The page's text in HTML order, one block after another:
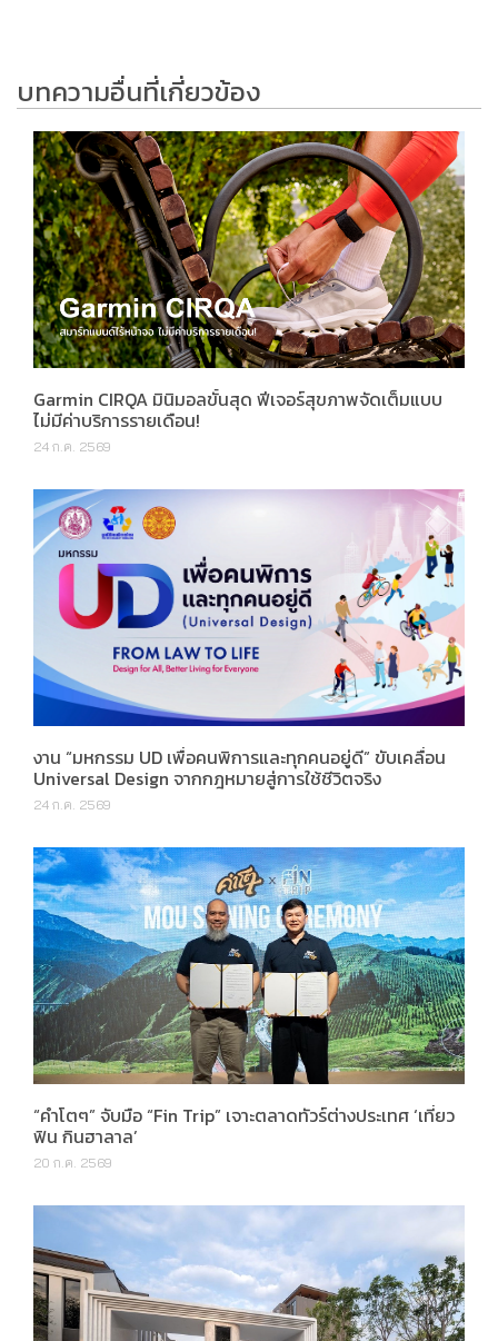
บทความอื่นที่เกี่ยวข้อง
Garmin CIRQA มินิมอลขั้นสุด ฟีเจอร์สุขภาพจัดเต็มแบบ
ไม่มีค่าบริการรายเดือน!
24 ก.ค. 2569
งาน “มหกรรม UD เพื่อคนพิการและทุกคนอยู่ดี” ขับเคลื่อน
Universal Design จากกฎหมายสู่การใช้ชีวิตจริง
24 ก.ค. 2569
“คำโตๆ” จับมือ “Fin Trip” เจาะตลาดทัวร์ต่างประเทศ ‘เที่ยว
ฟิน กินฮาลาล’
20 ก.ค. 2569